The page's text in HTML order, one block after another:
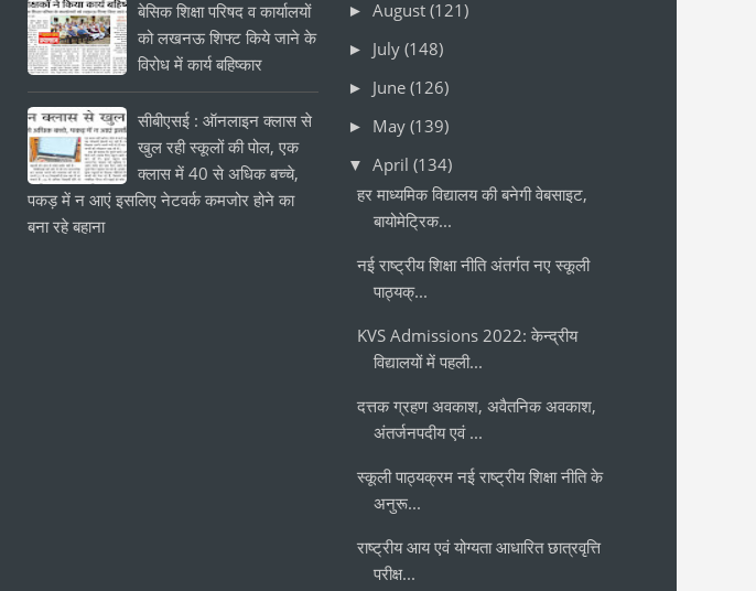
बेसिक शिक्षा परिषद व कार्यालयों
को लखनऊ शिफ्ट किये जाने के
विरोध में कार्य बहिष्कार
सीबीएसई : ऑनलाइन क्लास से
खुल रही स्कूलों की पोल, एक
क्लास में 40 से अधिक बच्चे,
पकड़ में न आएं इसलिए नेटवर्क कमजोर होने का
बना रहे बहाना
►August(121)
► July(148)
► June(126)
► May(139)
▼April(134)
हर माध्यमिक विद्यालय की बनेगी वेबसाइट,
बायोमेट्रिक...
नई राष्ट्रीय शिक्षा नीति अंतर्गत नए स्कूली
पाठ्यक्...
KVS Admissions 2022: केन्द्रीय
विद्यालयों में पहली...
दत्तक ग्रहण अवकाश, अवैतनिक अवकाश,
अंतर्जनपदीय एवं ...
स्कूली पाठ्यक्रम नई राष्ट्रीय शिक्षा नीति के
अनुरू...
राष्ट्रीय आय एवं योग्यता आधारित छात्रवृत्ति
परीक्ष...